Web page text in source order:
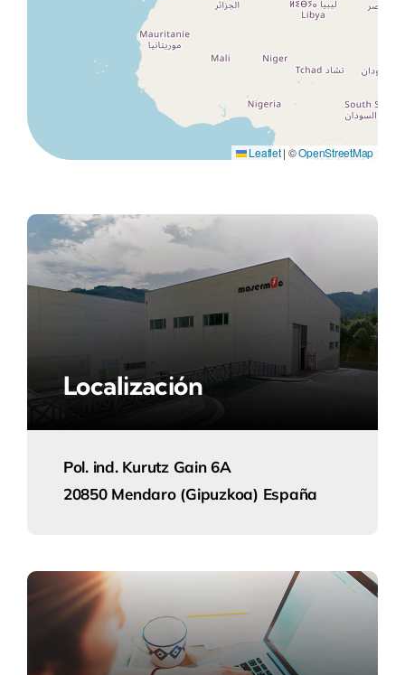
Leaflet | ©OpenStreetMap
Localización
Pol. ind. Kurutz Gain 6A
20850 Mendaro (Gipuzkoa) España